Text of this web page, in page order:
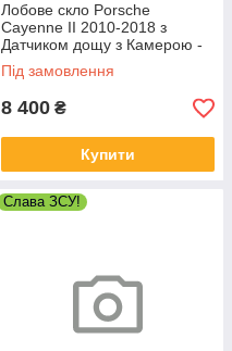
Лобове скло Porsche
Cayenne II 2010-2018 з
Датчиком дощу з Камерою -
Порше Кайєн
Під замовлення
8 400 ₴
Купити
Слава ЗСУ!